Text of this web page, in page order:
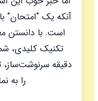
آنکه یک "امتحان"
است. با دانستن
دقیقه
را به